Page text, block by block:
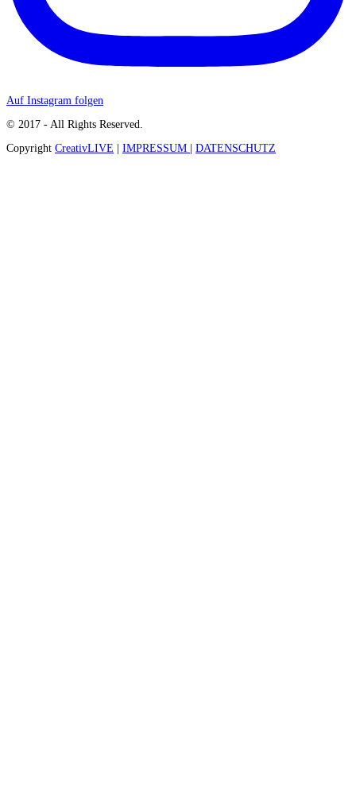
Auf Instagram folgen
© 2017 - All Rights Reserved.
Copyright CreativLIVE IMPRESSUM DATENSCHUTZ